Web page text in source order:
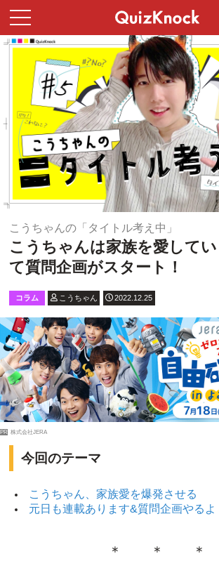
こうちゃんの「タイトル考え中」
こうちゃんは家族を愛して
て質問企画がスタート！
コラム こうちゃん 2022.12.25
PR 株式会社JERA
今回のテーマ
こうちゃん、家族愛を爆発させる
元日も連載あります&質問企画やるよ
＊ ＊ ＊